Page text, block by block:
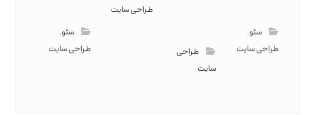
سئو,
طراحی سایت
طراحی
سایت
طراحی سایت
سئو,
طراحی سایت